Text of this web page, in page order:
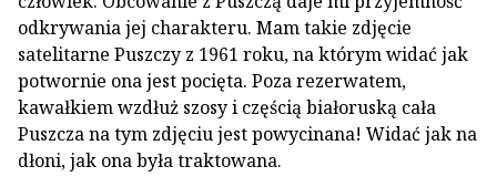
odkrywania jej charakteru. Mam takie zdjęcie
satelitarne Puszczy z 1961 roku, na którym widać jak
potwornie ona jest pocięta. Poza rezerwatem,
kawałkiem wzdłuż szosy i częścią białoruską cała
Puszcza na tym zdjęciu jest powycinana! Widać jak na
dłoni, jak ona była traktowana.